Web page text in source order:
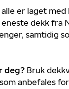
er laget
dekk fra
samtidig
deg? Bruk
anbefales